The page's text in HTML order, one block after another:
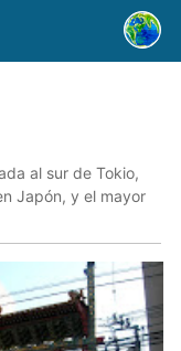
al sur de Tokio,
Japón, y el mayor